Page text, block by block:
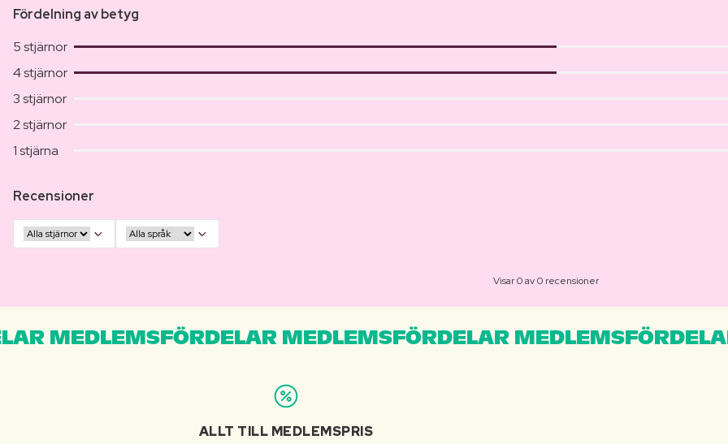
Fördelning av betyg
5 stjärnor
4 stjärnor
3 stjärnor
2 stjärnor
1 stjärna
Recensioner
Visar 0 av 0 recensioner
MEDLEMSFÖRDELAR MEDLEMSFÖRDELAR
ALLT TILL MEDLEMSPRIS